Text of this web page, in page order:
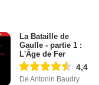
La Bataille de
Gaulle - partie 1 :
L'Âge de Fer
4,4
De Antonin Baudry